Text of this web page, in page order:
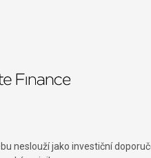
neslouží jako investiční